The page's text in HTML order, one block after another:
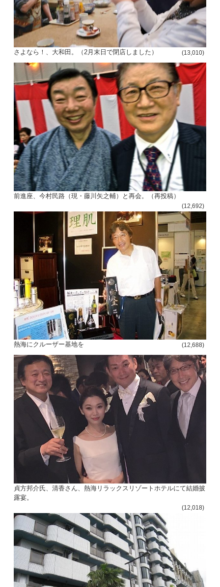
さよなら！、大和田。（2月末日で閉店しました） (13,010)
前進座、今村民路（現・藤川矢之輔）と再会。（再投稿）
(12,692)
熱海にクルーザー基地を (12,688)
貞方邦介氏、清香さん、熱海リラックスリゾートホテルにて結婚披
露宴。
(12,018)